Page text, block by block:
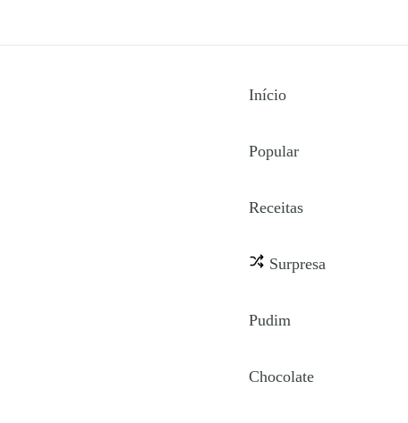
Início
Popular
Receitas
Surpresa
Pudim
Chocolate